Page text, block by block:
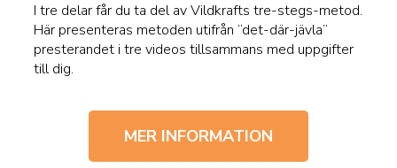
I tre delar får du ta del av Vildkrafts tre-stegs-metod.
Här presenteras metoden utifrån “det-där-jävla”
presterandet i tre videos tillsammans med uppgifter
till dig.
MER INFORMATION